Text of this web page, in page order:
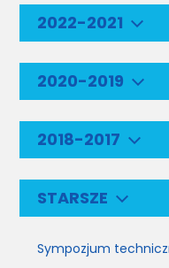
2022-2021
2020-2019
2018-2017
STARSZE
Sympozjum